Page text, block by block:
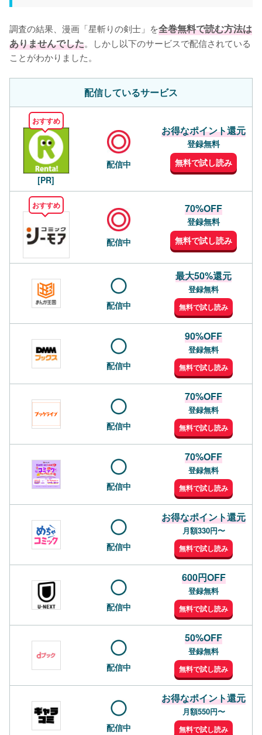
調査の結果、漫画「星斬りの剣士」を全巻無料で読む方法は
ありませんでした。しかし以下のサービスで配信されている
ことがわかりました。
配信しているサービス
おすすめ
[PR]
配信中
お得なポイント還元
登録無料
無料で試し読み
おすすめ
配信中
70%OFF
登録無料
無料で試し読み
配信中
最大50%還元
登録無料
無料で試し読み
配信中
90%OFF
登録無料
無料で試し読み
配信中
70%OFF
登録無料
無料で試し読み
配信中
70%OFF
登録無料
無料で試し読み
配信中
お得なポイント還元
月額330円〜
無料で試し読み
配信中
600円OFF
登録無料
無料で試し読み
配信中
50%OFF
登録無料
無料で試し読み
配信中
お得なポイント還元
月額550円〜
無料で試し読み